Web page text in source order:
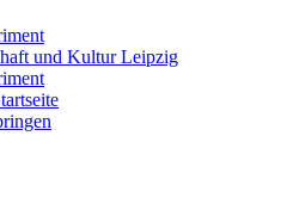
und Kultur Leipzig